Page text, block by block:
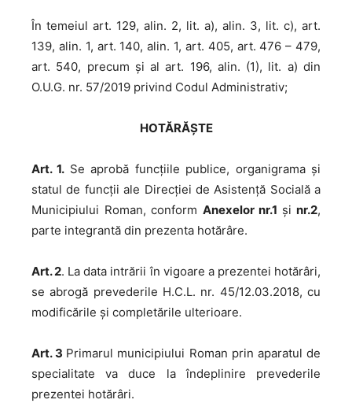
În temeiul art. 129, alin. 2, lit. a), alin. 3, lit. c), art.
139, alin. 1, art. 140, alin. 1, art. 405, art. 476 – 479,
art. 540, precum și al art. 196, alin. (1), lit. a) din
O.U.G. nr. 57/2019 privind Codul Administrativ;
HOTĂRĂȘTE
Art. 1. Se aprobă funcţiile publice, organigrama și
statul de funcţii ale Direcției de Asistență Socială a
Municipiului Roman, conform Anexelor nr.1 și nr.2,
parte integrantă din prezenta hotărâre.
Art. 2. La data intrării în vigoare a prezentei hotărâri,
se abrogă prevederile H.C.L. nr. 45/12.03.2018, cu
modificările și completările ulterioare.
Art. 3 Primarul municipiului Roman prin aparatul de
specialitate va duce la îndeplinire prevederile
prezentei hotărâri.